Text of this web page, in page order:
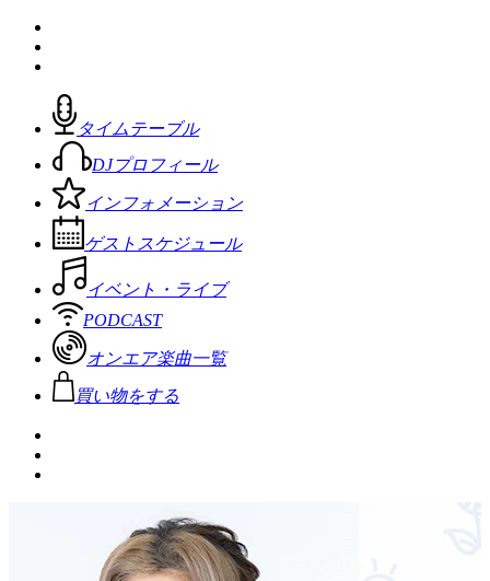
タイムテーブル
DJプロフィール
インフォメーション
ゲストスケジュール
イベント・ライブ
PODCAST
オンエア楽曲一覧
買い物をする